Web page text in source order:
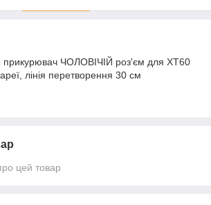
прикурювач ЧОЛОВІЧІЙ роз'єм для XT60
лінія перетворення 30 см
цей товар